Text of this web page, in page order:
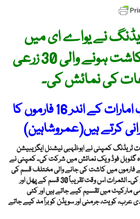
نے یواے ای میں
مقامی طور پرکاشت ہونے والی 30 زرعی
کی نمائش کی۔
ہم متحدہ عرب امارات کے اندر 16 فارموں کا
کرتے ہیں(عمروشاہین)
ٹریڈنگ کمپنی نے ابوظہبی نیشنل ایگزیبیشن
گلوبل فوڈ ویک نمائش میں شرکت کی۔ کمپنی نے
فارموں میں کاشت کی جانے والی مختلف قسم کی
زرعی مصنوعات کی نمائش کی۔ الثمرات اس وقت تقریباً 30 قسم کے پھل اور
مارکیٹ میں تقسیم کیے جاتے ہیں اور کئی
عرب، کویت، جرمنی اور سویڈن کو برآمد کیے جاتے